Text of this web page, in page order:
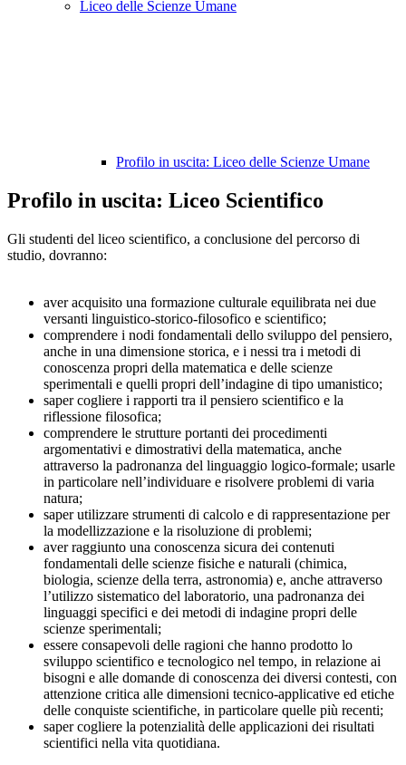
Liceo delle Scienze Umane
Profilo in uscita: Liceo delle Scienze Umane
Profilo in uscita: Liceo Scientifico
Gli studenti del liceo scientifico, a conclusione del percorso di
studio, dovranno:
aver acquisito una formazione culturale equilibrata nei due
versanti linguistico-storico-filosofico e scientifico;
comprendere i nodi fondamentali dello sviluppo del pensiero,
anche in una dimensione storica, e i nessi tra i metodi di
conoscenza propri della matematica e delle scienze
sperimentali e quelli propri dell’indagine di tipo umanistico;
saper cogliere i rapporti tra il pensiero scientifico e la
riflessione filosofica;
comprendere le strutture portanti dei procedimenti
argomentativi e dimostrativi della matematica, anche
attraverso la padronanza del linguaggio logico-formale; usarle
in particolare nell’individuare e risolvere problemi di varia
natura;
saper utilizzare strumenti di calcolo e di rappresentazione per
la modellizzazione e la risoluzione di problemi;
aver raggiunto una conoscenza sicura dei contenuti
fondamentali delle scienze fisiche e naturali (chimica,
biologia, scienze della terra, astronomia) e, anche attraverso
l’utilizzo sistematico del laboratorio, una padronanza dei
linguaggi specifici e dei metodi di indagine propri delle
scienze sperimentali;
essere consapevoli delle ragioni che hanno prodotto lo
sviluppo scientifico e tecnologico nel tempo, in relazione ai
bisogni e alle domande di conoscenza dei diversi contesti, con
attenzione critica alle dimensioni tecnico-applicative ed etiche
delle conquiste scientifiche, in particolare quelle più recenti;
saper cogliere la potenzialità delle applicazioni dei risultati
scientifici nella vita quotidiana.